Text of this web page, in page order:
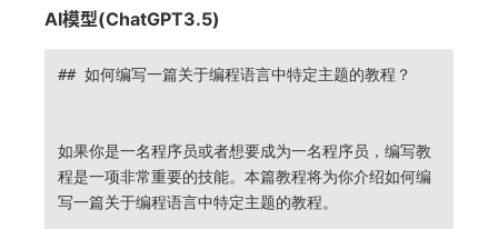
AI模型(ChatGPT3.5)
## 如何编写一篇关于编程语言中特定主题的教程？
如果你是一名程序员或者想要成为一名程序员，编写教
程是一项非常重要的技能。本篇教程将为你介绍如何编
写一篇关于编程语言中特定主题的教程。